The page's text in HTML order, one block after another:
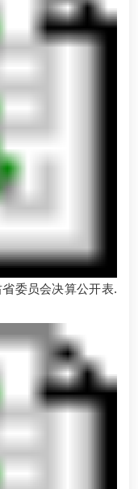
委员会决算公开表.